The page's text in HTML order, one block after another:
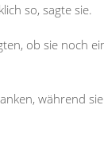
so, sagte sie.
ob sie noch
während